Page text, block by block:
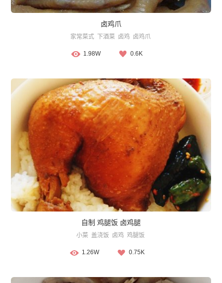
卤鸡爪
家常菜式 下酒菜 卤鸡 卤鸡爪
1.98W 0.6K
自制 鸡腿饭 卤鸡腿
小菜 盖浇饭 卤鸡 鸡腿饭
1.26W 0.75K